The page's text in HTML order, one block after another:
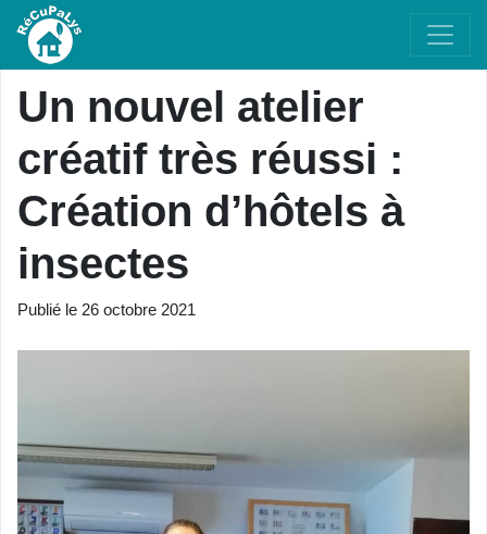
Un nouvel atelier
créatif très réussi :
Création d’hôtels à
insectes
Publié le 26 octobre 2021